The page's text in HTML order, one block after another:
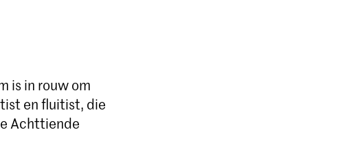
is in rouw om
en fluitist, die
Achttiende